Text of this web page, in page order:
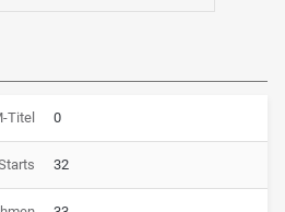
Titel 0
32